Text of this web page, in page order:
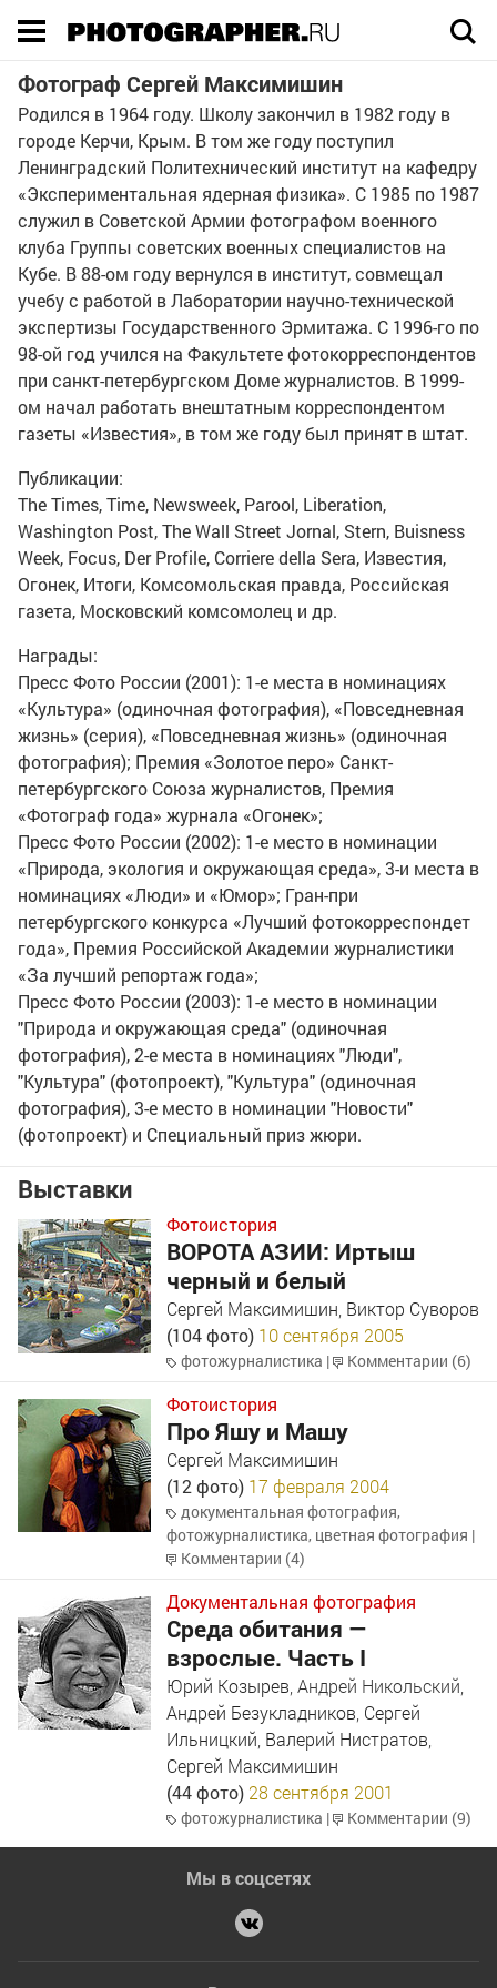
Фотограф Сергей Максимишин
Родился в 1964 году. Школу закончил в 1982 году в
городе Керчи, Крым. В том же году поступил
Ленинградский Политехнический институт на кафедру
«Экспериментальная ядерная физика». С 1985 по 1987
служил в Советской Армии фотографом военного
клуба Группы советских военных специалистов на
Кубе. В 88-ом году вернулся в институт, совмещал
учебу с работой в Лаборатории научно-технической
экспертизы Государственного Эрмитажа. С 1996-го по
98-ой год учился на Факультете фотокорреспондентов
при санкт-петербургском Доме журналистов. В 1999-
ом начал работать внештатным корреспондентом
газеты «Известия», в том же году был принят в штат.
Публикации:
The Times, Time, Newsweek, Parool, Liberation,
Washington Post, The Wall Street Jornal, Stern, Buisness
Week, Focus, Der Profile, Corriere della Sera, Известия,
Огонек, Итоги, Комсомольская правда, Российская
газета, Московский комсомолец и др.
Награды:
Пресс Фото России (2001): 1-е места в номинациях
«Культура» (одиночная фотография), «Повседневная
жизнь» (серия), «Повседневная жизнь» (одиночная
фотография); Премия «Золотое перо» Санкт-
петербургского Союза журналистов, Премия
«Фотограф года» журнала «Огонек»;
Пресс Фото России (2002): 1-е место в номинации
«Природа, экология и окружающая среда», 3-и места в
номинациях «Люди» и «Юмор»; Гран-при
петербургского конкурса «Лучший фотокорреспондет
года», Премия Российской Академии журналистики
«За лучший репортаж года»;
Пресс Фото России (2003): 1-е место в номинации
"Природа и окружающая среда" (одиночная
фотография), 2-е места в номинациях "Люди",
"Культура" (фотопроект), "Культура" (одиночная
фотография), 3-е место в номинации "Новости"
(фотопроект) и Специальный приз жюри.
Выставки
Фотоистория
ВОРОТА АЗИИ: Иртыш
черный и белый
Сергей Максимишин Виктор Суворов
(104 фото) 10 сентября 2005
фотожурналистика | Комментарии (6)
Фотоистория
Про Яшу и Машу
Сергей Максимишин
(12 фото) 17 февраля 2004
документальная фотография,
фотожурналистика, цветная фотография |
Комментарии (4)
Документальная фотография
Среда обитания —
взрослые. Часть I
Юрий Козырев Андрей Никольский
Андрей Безукладников Сергей
Ильницкий Валерий Нистратов
Сергей Максимишин
(44 фото) 28 сентября 2001
фотожурналистика | Комментарии (9)
Мы в соцсетях